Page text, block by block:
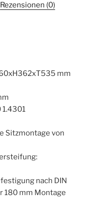
Rezensionen (0)
mm
Sitzmontage von
nach DIN
180 mm Montage